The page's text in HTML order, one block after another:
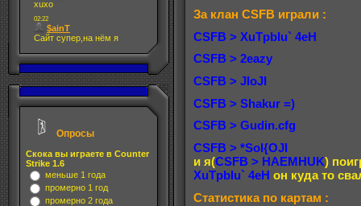
Опросы
Скока вы играете в Counter
Strike 1.6
меньше 1 года
промерно 1 год
промерно 2 года
За клан CSFB играли :
CSFB > XuTpbIu` 4eH
CSFB > 2eazy
CSFB > JIoJI
CSFB > Shakur =)
CSFB > Gudin.cfg
CSFB > *SoI{OJI
и я(CSFB > HAEMHUK)
XuTpbIu` 4eH он куда то
Статистика по картам :